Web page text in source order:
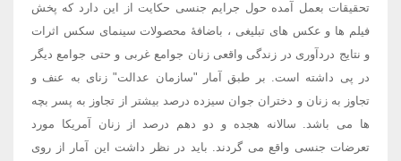
تحقیقات بعمل آمده حول جرایم جنسی حکایت از این دارد که پخش
فیلم ها و عکس های تبلیغی ، باضافۀ محصولات سینمای سکس اثرات
و نتایج دردآوری در زندگی واقعی زنان جوامع غربی و حتی جوامع دیگر
در پی داشته است. بر طبق آمار "سازمان عدالت" زنای به عنف و
تجاوز به زنان و دختران جوان سیزده درصد بیشتر از تجاوز به پسر بچه
ها می باشد. سالانه هجده و دو دهم درصد از زنان آمریکا مورد
تعرضات جنسی واقع می گردند. باید در نظر داشت این آمار از روی